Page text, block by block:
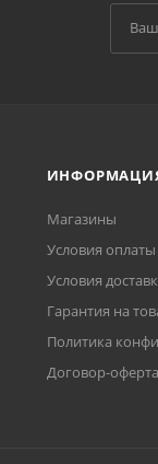
Магазины
Условия оплаты
Условия
Гарантия на
Политика
Договор-оферта